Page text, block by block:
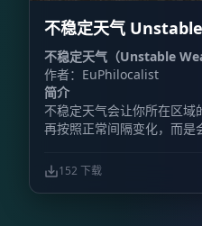
- 设置竞技场自动重置。 - 调整
始** **第一步：设置第一个竞技场** 1. 站在玩家 1 的
出生位置，记下坐标，例如
2 的出生位置，记下坐标，
`/duel:settings`，进入“管
建竞技场。 **第二步：设置地图重置** 为了让竞技场在
每场比赛后自动恢复： 1. 打开 `/duel:settings`。 2. 进
三步：添加更多竞技场** 如果希望同时进行多场决斗，
可以在同一个设置菜单中继
不稳定天气
不稳定天气（Unstable
作者：EuPhilocalist
简介
不稳定天气会让你所在区
再按照正常间隔变化，而是
152 下载